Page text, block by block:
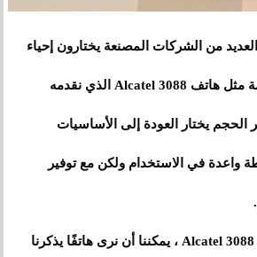
من الشركات المصنعة يختارون إحياء
هواتفهم المميزة القيمة مثل هاتف Alcatel 3088 الذي نقدمه
الحجم يختار العودة إلى الأساسيات
واعدة في الاستخدام ولكن مع توفير
مجرد إلقاء نظرة على Alcatel 3088 ، يمكننا أن نرى هاتفًا يذكرنا